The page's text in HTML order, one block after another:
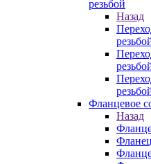
резьбой
Назад
Фланцевое
Назад